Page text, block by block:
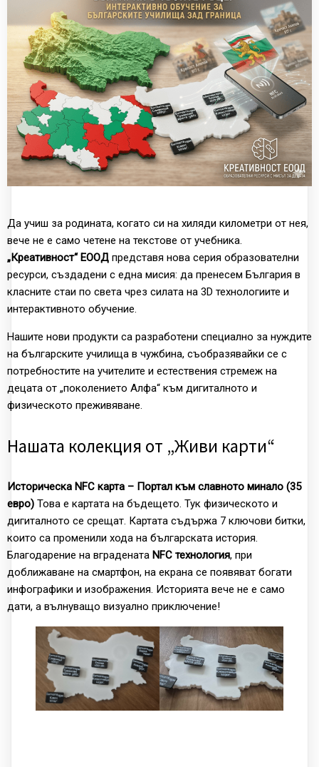
Да учиш за родината, когато си на хиляди километри от нея,
вече не е само четене на текстове от учебника.
„Креативност“ ЕООД представя нова серия образователни
ресурси, създадени с една мисия: да пренесем България в
класните стаи по света чрез силата на 3D технологиите и
интерактивното обучение.
Нашите нови продукти са разработени специално за нуждите
на българските училища в чужбина, съобразявайки се с
потребностите на учителите и естествения стремеж на
децата от „поколението Алфа“ към дигиталното и
физическото преживяване.
Нашата колекция от „Живи карти“
Историческа NFC карта – Портал към славното минало (35
евро) Това е картата на бъдещето. Тук физическото и
дигиталното се срещат. Картата съдържа 7 ключови битки,
които са променили хода на българската история.
Благодарение на вградената NFC технология, при
доближаване на смартфон, на екрана се появяват богати
инфографики и изображения. Историята вече не е само
дати, а вълнуващо визуално приключение!